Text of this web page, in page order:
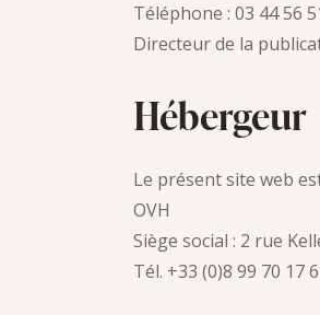
Téléphone : 03 44 56
Directeur de la
Hébergeur
Le présent site web
OVH
Siège social : 2 rue
Tél. +33 (0)8 99 70 17